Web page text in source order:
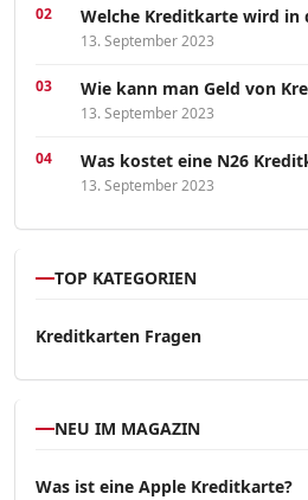
Welche Kreditkarte wird in
13. September 2023
Wie kann man Geld von
13. September 2023
Was kostet eine N26
13. September 2023
TOP KATEGORIEN
Kreditkarten Fragen
NEU IM MAGAZIN
Was ist eine Apple Kreditkarte?